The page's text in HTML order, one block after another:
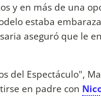
y en más de una
estaba
aseguró que le
del Espectáculo",
en padre con